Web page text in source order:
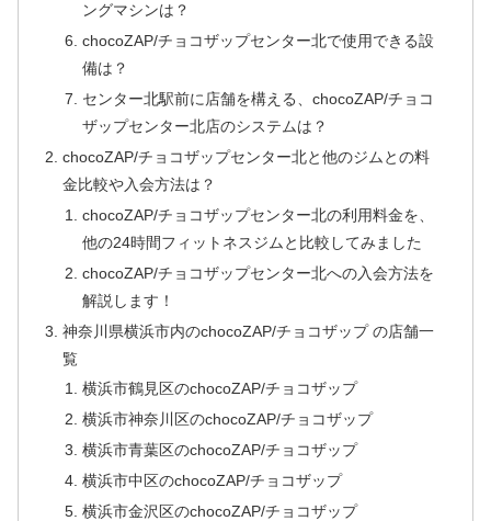
ングマシンは？
chocoZAP/チョコザップセンター北で使用できる設
備は？
センター北駅前に店舗を構える、chocoZAP/チョコ
ザップセンター北店のシステムは？
chocoZAP/チョコザップセンター北と他のジムとの料
金比較や入会方法は？
chocoZAP/チョコザップセンター北の利用料金を、
他の24時間フィットネスジムと比較してみました
chocoZAP/チョコザップセンター北への入会方法を
解説します！
神奈川県横浜市内のchocoZAP/チョコザップ の店舗一
覧
横浜市鶴見区のchocoZAP/チョコザップ
横浜市神奈川区のchocoZAP/チョコザップ
横浜市青葉区のchocoZAP/チョコザップ
横浜市中区のchocoZAP/チョコザップ
横浜市金沢区のchocoZAP/チョコザップ